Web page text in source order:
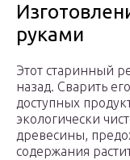
руками
Этот старинный
назад. Сварить
доступных
экологически
древесины,
содержания